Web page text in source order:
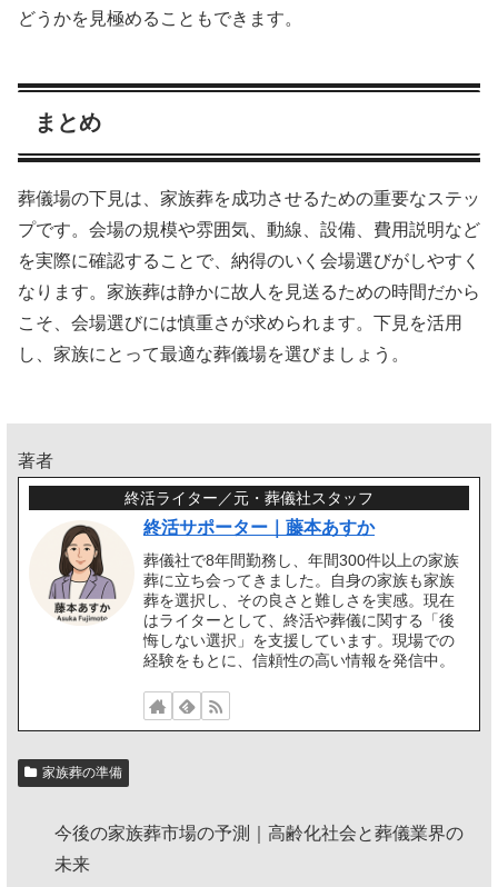
どうかを見極めることもできます。
まとめ
葬儀場の下見は、家族葬を成功させるための重要なステッ
プです。会場の規模や雰囲気、動線、設備、費用説明など
を実際に確認することで、納得のいく会場選びがしやすく
なります。家族葬は静かに故人を見送るための時間だから
こそ、会場選びには慎重さが求められます。下見を活用
し、家族にとって最適な葬儀場を選びましょう。
著者
終活ライター／元・葬儀社スタッフ
終活サポーター｜藤本あすか
葬儀社で8年間勤務し、年間300件以上の家族
葬に立ち会ってきました。自身の家族も家族
葬を選択し、その良さと難しさを実感。現在
はライターとして、終活や葬儀に関する「後
悔しない選択」を支援しています。現場での
経験をもとに、信頼性の高い情報を発信中。
家族葬の準備
今後の家族葬市場の予測｜高齢化社会と葬儀業界の
未来